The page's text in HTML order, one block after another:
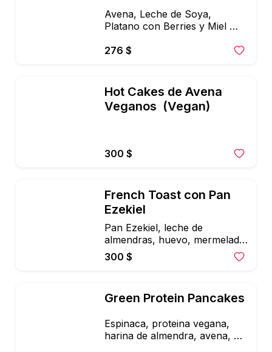
Avena, Leche de Soya,
Platano con Berries y Miel
276 $
Hot Cakes de Avena
Veganos  (Vegan)
300 $
French Toast con Pan
Ezekiel
Pan Ezekiel, leche de
almendras, huevo, mermelada
de berries, canela, fruta del
monje, platano, fresas y
300 $
Green Protein Pancakes
Espinaca, proteina vegana,
harina de almendra, avena,